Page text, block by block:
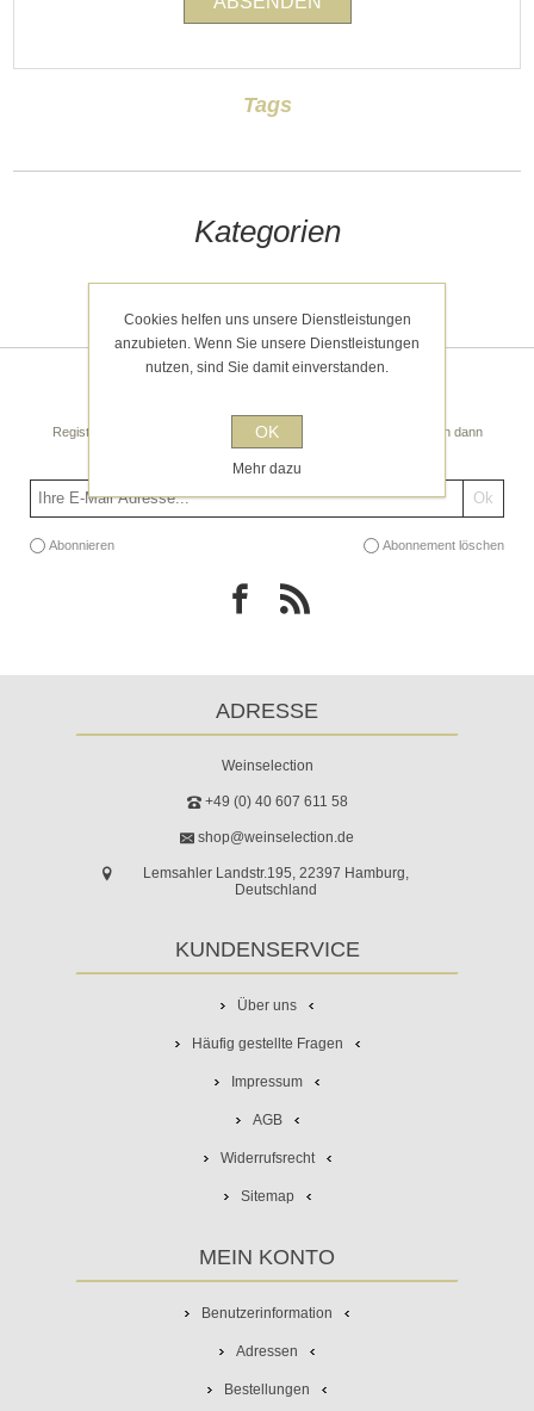
Tags
Kategorien
Registrieren Sie sich noch heute für unseren Newsletter! Sie erhalten dann
Abonnieren Abonnement löschen
ADRESSE
Weinselection
+49 (0) 40 607 611 58
shop@weinselection.de
Lemsahler Landstr.195, 22397 Hamburg,
Deutschland
KUNDENSERVICE
Über uns
Häufig gestellte Fragen
Impressum
AGB
Widerrufsrecht
Sitemap
MEIN KONTO
Benutzerinformation
Adressen
Bestellungen
Cookies helfen uns unsere Dienstleistungen
anzubieten. Wenn Sie unsere Dienstleistungen
nutzen, sind Sie damit einverstanden.
OK
Mehr dazu